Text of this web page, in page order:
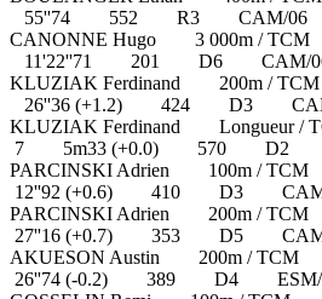
55''74 552 R3 CAM/06
CANONNE Hugo 3 000m /
11'22''71 201 D6 CAM/
KLUZIAK Ferdinand 200m /
26''36 (+1.2) 424 D3
KLUZIAK Ferdinand Longueur
7 5m33 (+0.0) 570 D2
PARCINSKI Adrien 100m /
12''92 (+0.6) 410 D3
PARCINSKI Adrien 200m /
27''16 (+0.7) 353 D5
AKUESON Austin 200m /
26''74 (-0.2) 389 D4